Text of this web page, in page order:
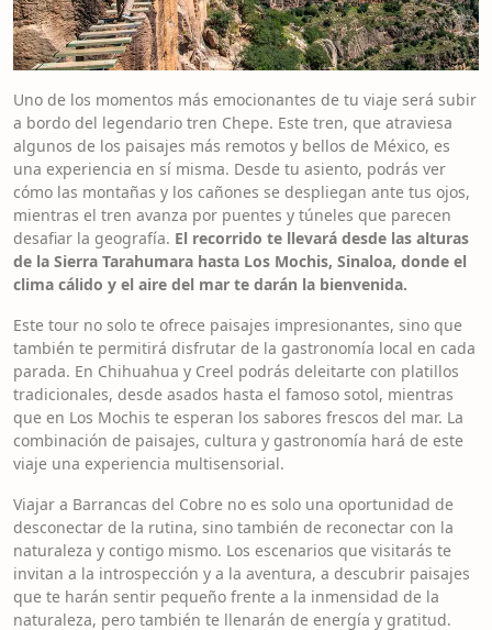
Uno de los momentos más emocionantes de tu viaje será subir
a bordo del legendario tren Chepe. Este tren, que atraviesa
algunos de los paisajes más remotos y bellos de México, es
una experiencia en sí misma. Desde tu asiento, podrás ver
cómo las montañas y los cañones se despliegan ante tus ojos,
mientras el tren avanza por puentes y túneles que parecen
desafiar la geografía. El recorrido te llevará desde las alturas
de la Sierra Tarahumara hasta Los Mochis, Sinaloa, donde el
clima cálido y el aire del mar te darán la bienvenida.
Este tour no solo te ofrece paisajes impresionantes, sino que
también te permitirá disfrutar de la gastronomía local en cada
parada. En Chihuahua y Creel podrás deleitarte con platillos
tradicionales, desde asados hasta el famoso sotol, mientras
que en Los Mochis te esperan los sabores frescos del mar. La
combinación de paisajes, cultura y gastronomía hará de este
viaje una experiencia multisensorial.
Viajar a Barrancas del Cobre no es solo una oportunidad de
desconectar de la rutina, sino también de reconectar con la
naturaleza y contigo mismo. Los escenarios que visitarás te
invitan a la introspección y a la aventura, a descubrir paisajes
que te harán sentir pequeño frente a la inmensidad de la
naturaleza, pero también te llenarán de energía y gratitud.